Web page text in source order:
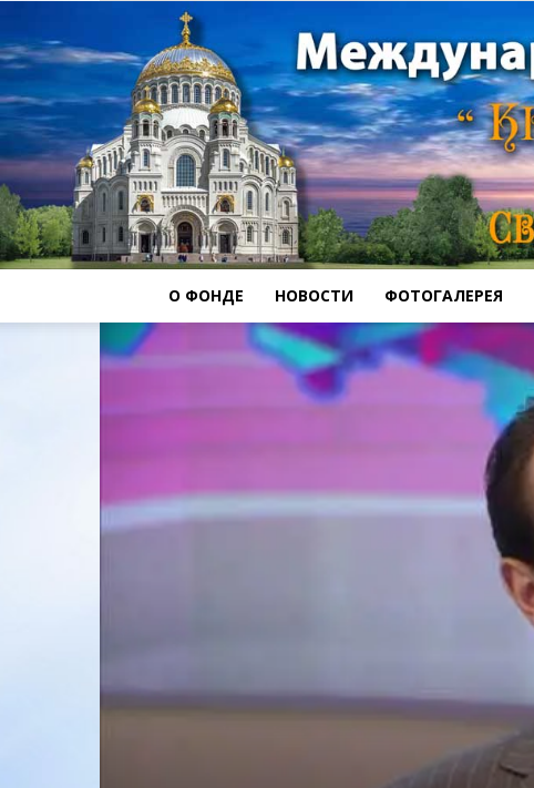
О ФОНДЕ НОВОСТИ ФОТОГАЛЕРЕЯ